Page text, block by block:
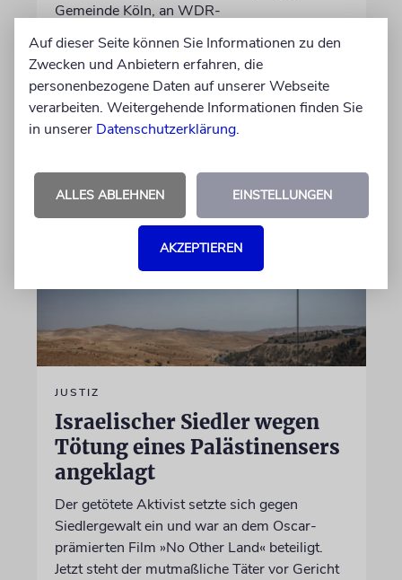
Gemeinde Köln, an WDR-
gewandt. Wir dokumentieren das Schreiben
im Wortlaut
von Felix Schotland
JUSTIZ
Israelischer Siedler wegen
Tötung eines Palästinensers
angeklagt
Der getötete Aktivist setzte sich gegen
Siedlergewalt ein und war an dem Oscar-
prämierten Film »No Other Land« beteiligt.
Jetzt steht der mutmaßliche Täter vor Gericht
Auf dieser Seite können Sie Informationen zu den
Zwecken und Anbietern erfahren, die
personenbezogene Daten auf unserer Webseite
verarbeiten. Weitergehende Informationen finden Sie
in unserer Datenschutzerklärung.
ALLES ABLEHNEN EINSTELLUNGEN
AKZEPTIEREN